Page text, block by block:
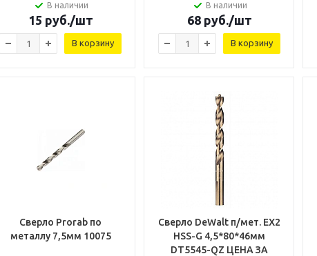
В наличии
15 руб./шт
В корзину
В наличии
68руб./шт
В корзину
Сверло Prorab по
металлу 7,5мм 10075
Сверло DeWalt п/мет. EX2
HSS-G 4,5*80*46мм
DT5545-QZ ЦЕНА ЗА